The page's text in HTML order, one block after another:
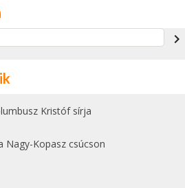
navigate_next
Kristóf sírja
Nagy-Kopasz csúcson